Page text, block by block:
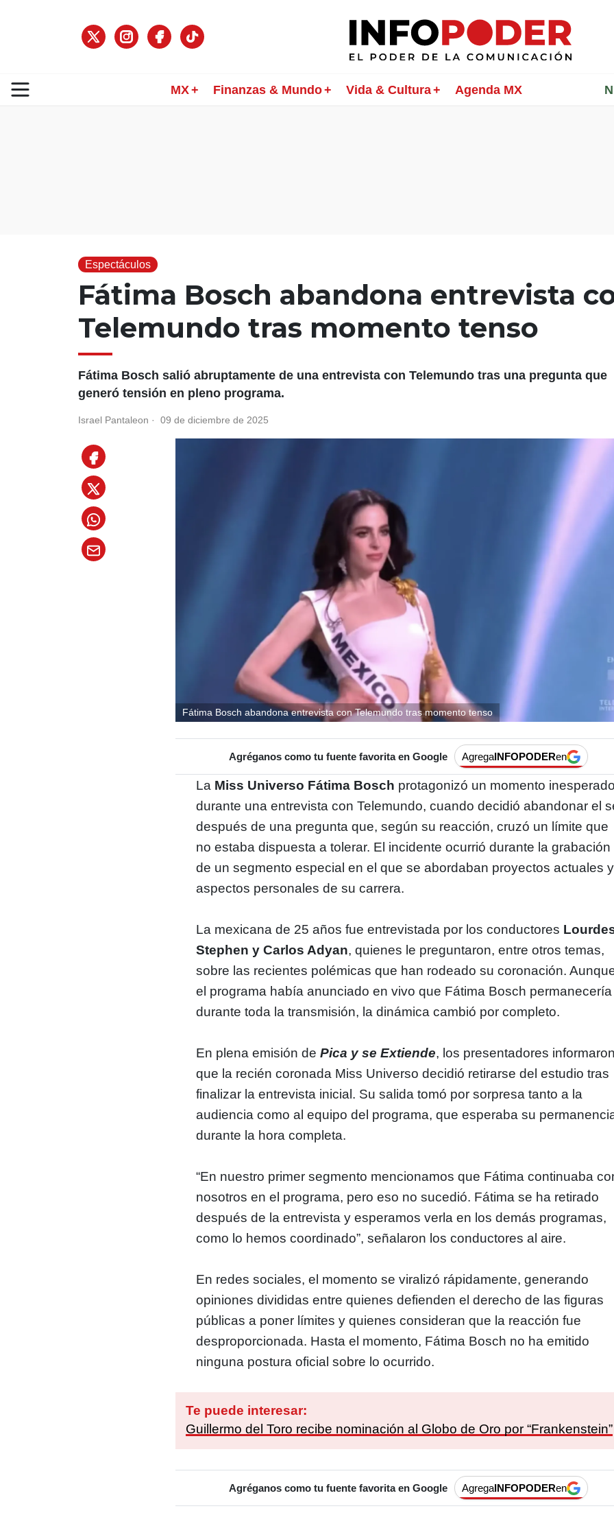
MX Finanzas & Mundo Vida & Cultura Agenda MX
Espectáculos
Fátima Bosch abandona entrevista
Telemundo tras momento tenso
Fátima Bosch salió abruptamente de una entrevista con Telemundo tras una pregunta que
generó tensión en pleno programa.
Israel Pantaleon · 09 de diciembre de 2025
Fátima Bosch abandona entrevista con Telemundo tras momento tenso
Agréganos como tu fuente favorita en Google AgregaINFOPODERen
La Miss Universo Fátima Bosch protagonizó un momento inesperado
durante una entrevista con Telemundo, cuando decidió abandonar el
después de una pregunta que, según su reacción, cruzó un límite que
no estaba dispuesta a tolerar. El incidente ocurrió durante la grabación
de un segmento especial en el que se abordaban proyectos actuales y
aspectos personales de su carrera.
La mexicana de 25 años fue entrevistada por los conductores
Stephen y Carlos Adyan, quienes le preguntaron, entre otros temas,
sobre las recientes polémicas que han rodeado su coronación.
el programa había anunciado en vivo que Fátima Bosch permanecería
durante toda la transmisión, la dinámica cambió por completo.
En plena emisión dePica y se Extiende, los presentadores informaron
que la recién coronada Miss Universo decidió retirarse del estudio tras
finalizar la entrevista inicial. Su salida tomó por sorpresa tanto a la
audiencia como al equipo del programa, que esperaba su
durante la hora completa.
“En nuestro primer segmento mencionamos que Fátima continuaba
nosotros en el programa, pero eso no sucedió. Fátima se ha retirado
después de la entrevista y esperamos verla en los demás programas,
como lo hemos coordinado”, señalaron los conductores al aire.
En redes sociales, el momento se viralizó rápidamente, generando
opiniones divididas entre quienes defienden el derecho de las figuras
públicas a poner límites y quienes consideran que la reacción fue
desproporcionada. Hasta el momento, Fátima Bosch no ha emitido
ninguna postura oficial sobre lo ocurrido.
Te puede interesar:
Guillermo del Toro recibe nominación al Globo de Oro por “Frankenstein”
Agréganos como tu fuente favorita en Google AgregaINFOPODERen